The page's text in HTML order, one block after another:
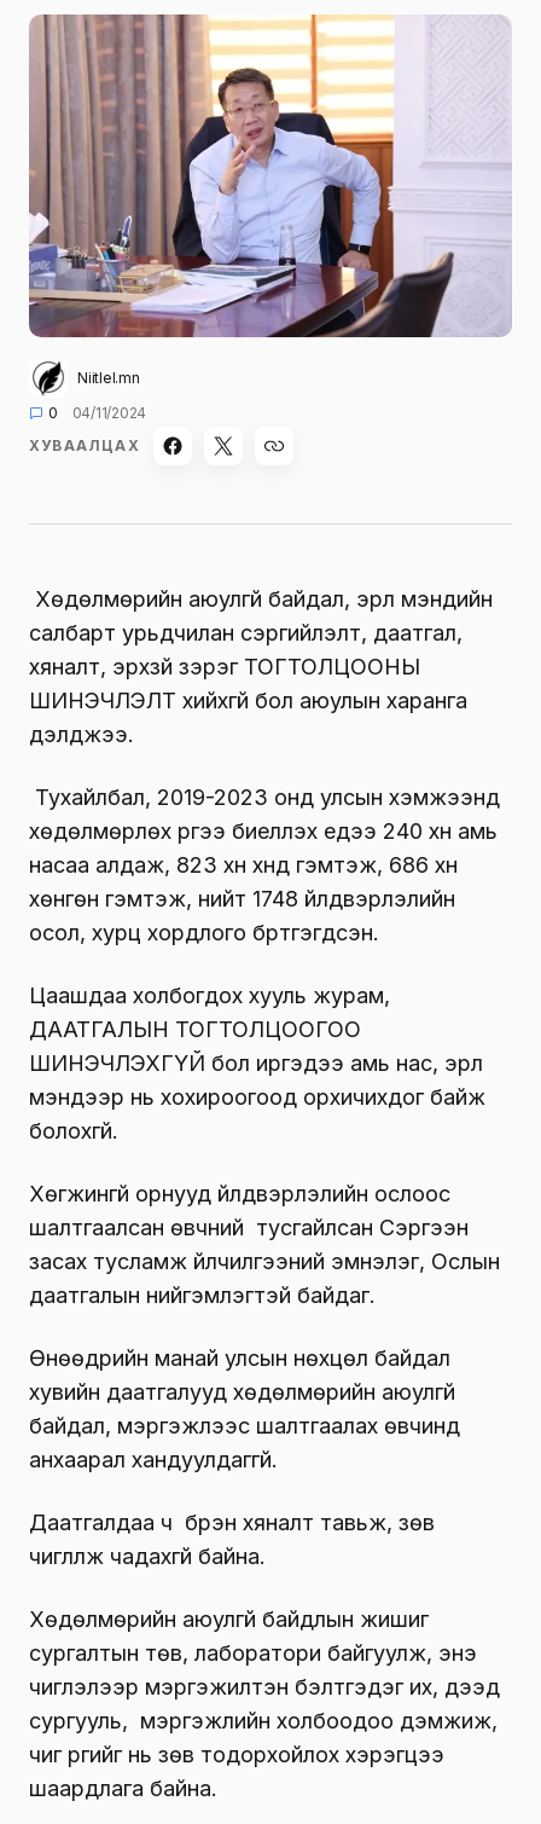
Niitlel.mn
0
04/11/2024
ХУВААЛЦАХ
Хөдөлмөрийн аюулгүй байдал, эрүүл мэндийн
салбарт урьдчилан сэргийлэлт, даатгал,
хяналт, эрхзүй зэрэг ТОГТОЛЦООНЫ
ШИНЭЧЛЭЛТ хийхгүй бол аюулын харанга
дэлджээ.
Тухайлбал, 2019-2023 онд улсын хэмжээнд
хөдөлмөрлөх үүргээ биелүүлэх үедээ 240 хүн амь
насаа алдаж, 823 хүн хүнд гэмтэж, 686 хүн
хөнгөн гэмтэж, нийт 1748 үйлдвэрлэлийн
осол, хурц хордлого бүртгэгдсэн.
Цаашдаа холбогдох хууль журам,
ДААТГАЛЫН ТОГТОЛЦООГОО
ШИНЭЧЛЭХГҮЙ бол иргэдээ амь нас, эрүүл
мэндээр нь хохироогоод орхичихдог байж
болохгүй.
Хөгжингүй орнууд үйлдвэрлэлийн ослоос
шалтгаалсан өвчний тусгайлсан Сэргээн
засах тусламж үйлчилгээний эмнэлэг, Ослын
даатгалын нийгэмлэгтэй байдаг.
Өнөөдрийн манай улсын нөхцөл байдал
хувийн даатгалууд хөдөлмөрийн аюулгүй
байдал, мэргэжлээс шалтгаалах өвчинд
анхаарал хандуулдаггүй.
Даатгалдаа ч бүрэн хяналт тавьж, зөв
чиглүүлж чадахгүй байна.
Хөдөлмөрийн аюулгүй байдлын жишиг
сургалтын төв, лаборатори байгуулж, энэ
чиглэлээр мэргэжилтэн бэлтгэдэг их, дээд
сургууль, мэргэжлийн холбоодоо дэмжиж,
чиг үүргийг нь зөв тодорхойлох хэрэгцээ
шаардлага байна.